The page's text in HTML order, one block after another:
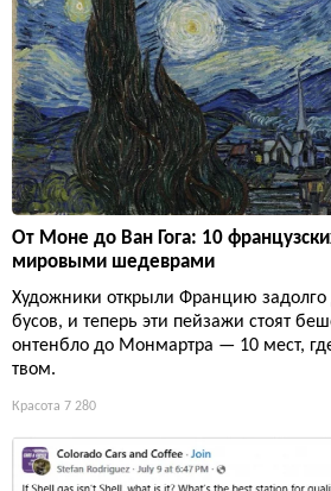
От Моне до Ван Гога: 10
мировыми шедеврами
Художники открыли Францию задолго
бусов, и теперь эти пейзажи стоят
онтенбло до Монмартра — 10 мест,
твом.
Красота 7 280